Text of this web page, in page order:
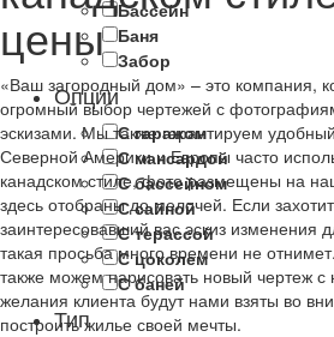
Бассейн
Баня
Забор
Опции
С гаражом
С мансардой
С бассейном
С сайной
С терассой
С цоколем
С баней
Тип
цены
«Ваш загородный дом» – это компания,
огромный выбор чертежей с
эскизами. Мы также гарантируем
Северной Америки и Европы часто
канадском стиле, фото размещены на
здесь отобраны до мелочей. Если
заинтересовавший вас эскиз изменения
такая просьба много времени не
также можем нарисовать новый чертеж с
желания клиента будут нами взяты во
построить жилье своей мечты.